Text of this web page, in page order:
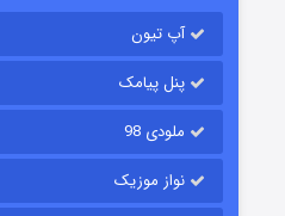
آپ تیون
پنل پیامک
ملودی 98
نواز موزیک